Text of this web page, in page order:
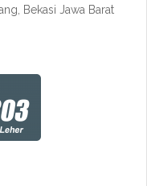
Bekasi Jawa Barat